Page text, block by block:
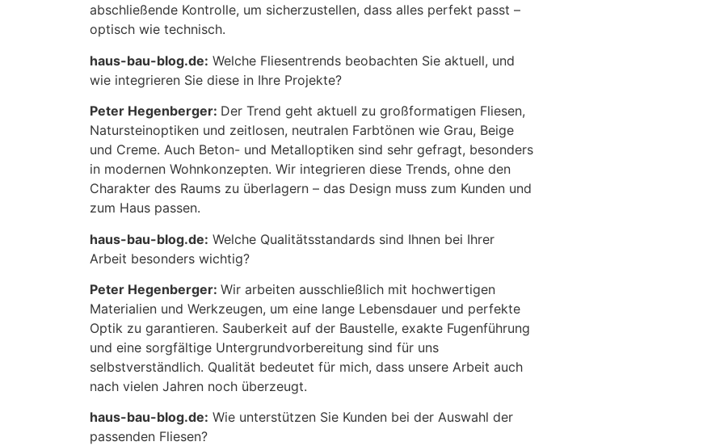
abschließende Kontrolle, um sicherzustellen, dass alles perfekt passt –
optisch wie technisch.
haus-bau-blog.de: Welche Fliesentrends beobachten Sie aktuell, und
wie integrieren Sie diese in Ihre Projekte?
Peter Hegenberger: Der Trend geht aktuell zu großformatigen Fliesen,
Natursteinoptiken und zeitlosen, neutralen Farbtönen wie Grau, Beige
und Creme. Auch Beton- und Metalloptiken sind sehr gefragt, besonders
in modernen Wohnkonzepten. Wir integrieren diese Trends, ohne den
Charakter des Raums zu überlagern – das Design muss zum Kunden und
zum Haus passen.
haus-bau-blog.de: Welche Qualitätsstandards sind Ihnen bei Ihrer
Arbeit besonders wichtig?
Peter Hegenberger: Wir arbeiten ausschließlich mit hochwertigen
Materialien und Werkzeugen, um eine lange Lebensdauer und perfekte
Optik zu garantieren. Sauberkeit auf der Baustelle, exakte Fugenführung
und eine sorgfältige Untergrundvorbereitung sind für uns
selbstverständlich. Qualität bedeutet für mich, dass unsere Arbeit auch
nach vielen Jahren noch überzeugt.
haus-bau-blog.de: Wie unterstützen Sie Kunden bei der Auswahl der
passenden Fliesen?